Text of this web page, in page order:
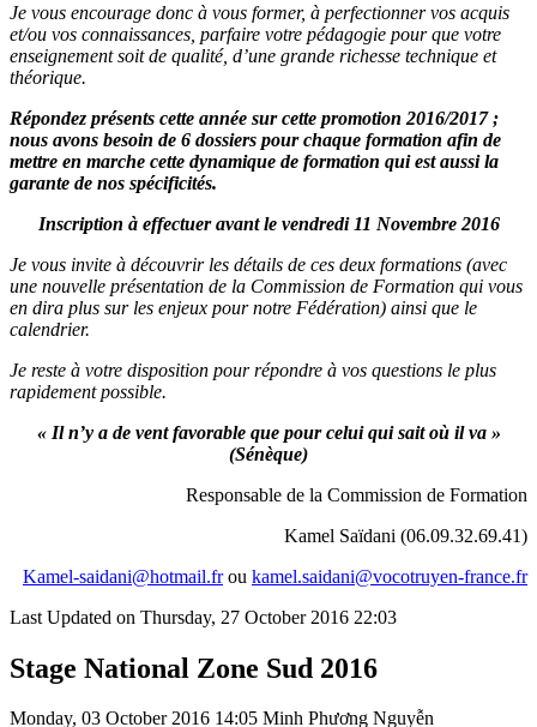
Je vous encourage donc à vous former, à perfectionner vos acquis
et/ou vos connaissances, parfaire votre pédagogie pour que votre
enseignement soit de qualité, d’une grande richesse technique et
théorique.
Répondez présents cette année sur cette promotion 2016/2017 ;
nous avons besoin de 6 dossiers pour chaque formation afin de
mettre en marche cette dynamique de formation qui est aussi la
garante de nos spécificités.
Inscription à effectuer avant le vendredi 11 Novembre 2016
Je vous invite à découvrir les détails de ces deux formations (avec
une nouvelle présentation de la Commission de Formation qui vous
en dira plus sur les enjeux pour notre Fédération) ainsi que le
calendrier.
Je reste à votre disposition pour répondre à vos questions le plus
rapidement possible.
« Il n’y a de vent favorable que pour celui qui sait où il va »
(Sénèque)
Responsable de la Commission de Formation
Kamel Saïdani (06.09.32.69.41)
Kamel-saidani@hotmail.frou kamel.saidani@vocotruyen-france.fr
Last Updated on Thursday, 27 October 2016 22:03
Stage National Zone Sud 2016
Monday, 03 October 2016 14:05 Minh Phương Nguyễn